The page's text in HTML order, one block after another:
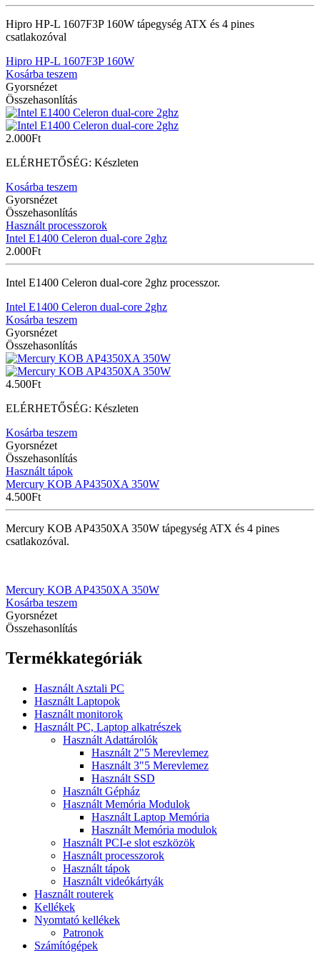
Hipro HP-L 1607F3P 160W tápegység ATX és 4 pines
csatlakozóval
Hipro HP-L 1607F3P 160W
Kosárba teszem
Gyorsnézet
Összehasonlítás
2.000Ft
ELÉRHETŐSÉG: Készleten
Kosárba teszem
Gyorsnézet
Összehasonlítás
Használt processzorok
Intel E1400 Celeron dual-core 2ghz
2.000Ft
Intel E1400 Celeron dual-core 2ghz processzor.
Intel E1400 Celeron dual-core 2ghz
Kosárba teszem
Gyorsnézet
Összehasonlítás
4.500Ft
ELÉRHETŐSÉG: Készleten
Kosárba teszem
Gyorsnézet
Összehasonlítás
Használt tápok
Mercury KOB AP4350XA 350W
4.500Ft
Mercury KOB AP4350XA 350W tápegység ATX és 4 pines
csatlakozóval.
Mercury KOB AP4350XA 350W
Kosárba teszem
Gyorsnézet
Összehasonlítás
Termékkategóriák
Használt Asztali PC
Használt Laptopok
Használt monitorok
Használt PC, Laptop alkatrészek
Használt Adattárolók
Használt 2"5 Merevlemez
Használt 3"5 Merevlemez
Használt SSD
Használt Gépház
Használt Memória Modulok
Használt Laptop Memória
Használt Memória modulok
Használt PCI-e slot eszközök
Használt processzorok
Használt tápok
Használt videókártyák
Használt routerek
Kellékek
Nyomtató kellékek
Patronok
Számítógépek